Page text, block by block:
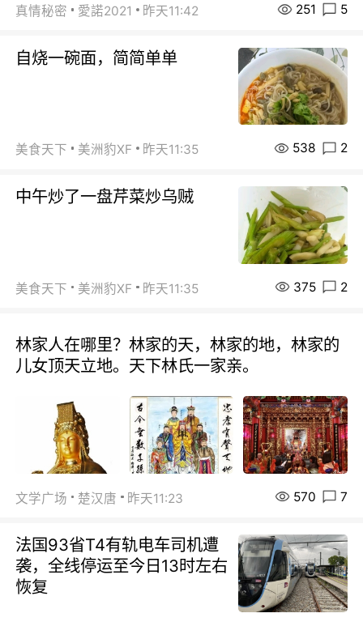
真情秘密 愛諾2021 昨天11:42 251 5
自烧一碗面，简简单单
美食天下 美洲豹XF 昨天11:35 538 2
中午炒了一盘芹菜炒乌贼
美食天下 美洲豹XF 昨天11:35 375 2
林家人在哪里？林家的天，林家的地，林家的
儿女顶天立地。天下林氏一家亲。
文学广场 楚汉唐 昨天11:23 570 7
法国93省T4有轨电车司机遭
袭，全线停运至今日13时左右
恢复